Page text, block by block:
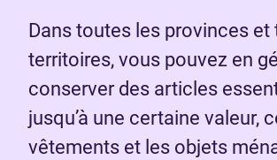
Dans toutes les provinces et
territoires, vous pouvez en
conserver des articles
jusqu’à une certaine valeur,
vêtements et les objets